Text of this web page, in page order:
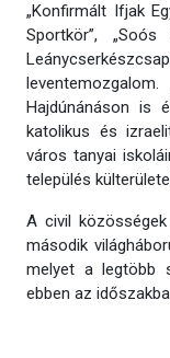
„Konfirmált Ifjak
Sportkör”,
Hajdúnánáson is
katolikus és
város tanyai
település
A civil
második
melyet a legtöbb
ebben az